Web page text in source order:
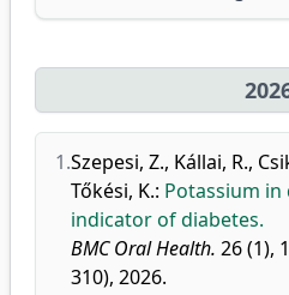
1.Szepesi, Z., Kállai, R.,
Tőkési, K.: Potassium in
indicator of diabetes.
BMC Oral Health. 26 (1),
310), 2026.